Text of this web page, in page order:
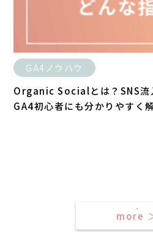
GA4ノウハウ
Organic Socialとは？SNS流
GA4初心者にも分かりやすく
more